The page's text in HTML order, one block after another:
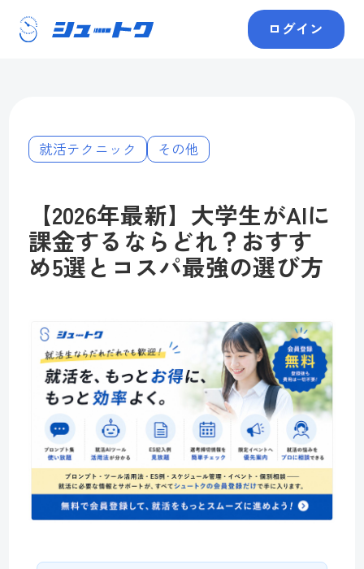
ログイン
就活テクニック その他
【2026年最新】大学生がAIに
課金するならどれ？おすす
め5選とコスパ最強の選び方